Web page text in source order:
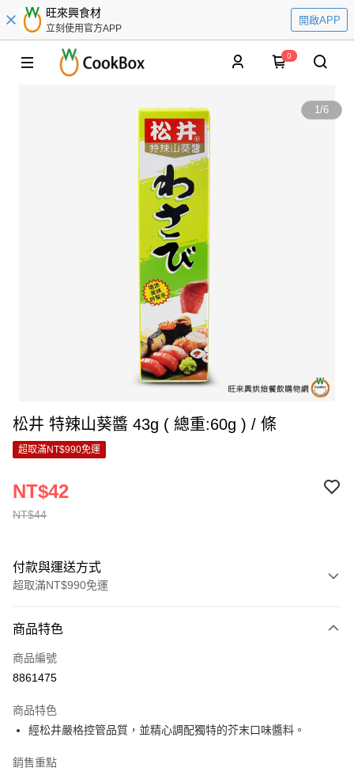
旺來興食材
立刻使用官方APP
開啟APP
0
1/6
松井 特辣山葵醬 43g ( 總重:60g ) / 條
超取滿NT$990免運
NT$44
NT$42
付款與運送方式
超取滿NT$990免運
信用卡一次付款
超商取貨付款
Apple Pay
街口支付
商品特色
商品編號
8861475
商品特色
經松井嚴格控管品質，並精心調配獨特的芥末口味醬料。
銷售重點